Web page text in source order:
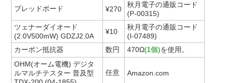
ブレッドボード ¥270
秋月電子の通販コード
(P-00315)
ツェナーダイオード
(2.0V500mW) GDZJ2.0A
¥10
秋月電子の通販コード
(I-07489)
カーボン抵抗器
数円 470Ω(1個)を使用。
OHM(オーム電機) デジタ
ルマルチテスター 普及型
任意 Amazon.com